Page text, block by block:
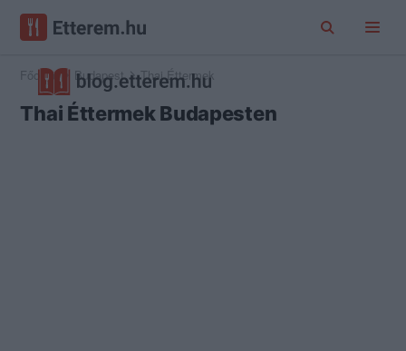
Főoldal Budapest Thai Éttermek
Thai Éttermek Budapesten